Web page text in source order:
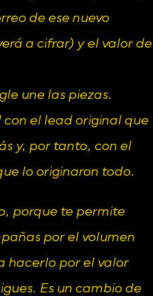
de ese nuevo
a cifrar) y el valor de
une las piezas.
el lead original que
y, por tanto, con el
lo originaron todo.
porque te permite
por el volumen
hacerlo por el valor
Es un cambio de